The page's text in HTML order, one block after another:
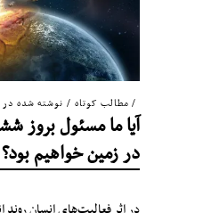
مطالب کوتاه / نوشته شده در
آیا ما مسئول بروز
در زمین خواهیم بود؟